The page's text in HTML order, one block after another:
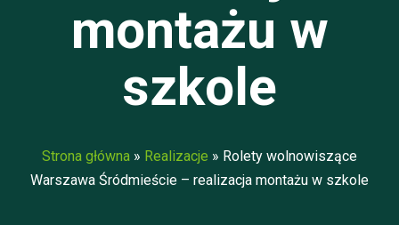
montażu w
szkole
Strona główna » Realizacje » Rolety wolnowiszące
Warszawa Śródmieście – realizacja montażu w szkole